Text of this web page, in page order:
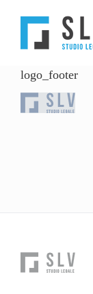
logo_footer